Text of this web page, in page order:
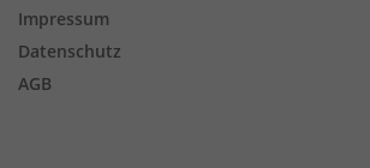
Impressum
Datenschutz
AGB